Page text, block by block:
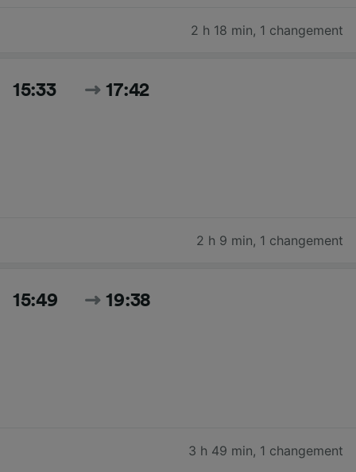
2 h 18 min, 1 changement
15:33 17:42
2 h 9 min, 1 changement
15:49 19:38
3 h 49 min, 1 changement